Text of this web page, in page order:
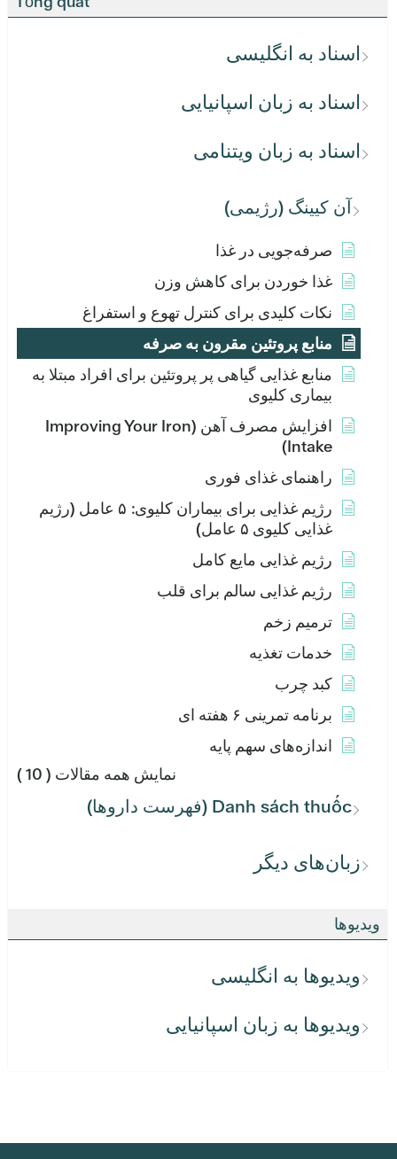
اسناد به انگلیسی
اسناد به زبان اسپانیایی
اسناد به زبان ویتنامی
آن کیینگ (رژیمی)
صرفه‌جویی در غذا
غذا خوردن برای کاهش وزن
نکات کلیدی برای کنترل تهوع و استفراغ
منابع پروتئین مقرون به صرفه
منابع غذایی گیاهی پر پروتئین برای افراد مبتلا به
بیماری کلیوی
افزایش مصرف آهن (Improving Your Iron
Intake)
راهنمای غذای فوری
رژیم غذایی برای بیماران کلیوی: ۵ عامل (رژیم
غذایی کلیوی ۵ عامل)
رژیم غذایی مایع کامل
رژیم غذایی سالم برای قلب
ترمیم زخم
خدمات تغذیه
کبد چرب
برنامه تمرینی ۶ هفته ای
اندازه‌های سهم پایه
نمایش همه مقالات ( 10 )
Danh sách thuốc (فهرست داروها)
زبان‌های دیگر
ویدیوها
ویدیوها به انگلیسی
ویدیوها به زبان اسپانیایی